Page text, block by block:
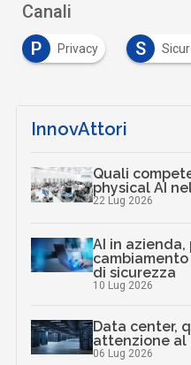
Canali
P
Privacy S
InnovAttori
Quali
physical AI
22 Lug 2026
AI in
di sicurezza
10 Lug 2026
Data center,
attenzione al
06 Lug 2026